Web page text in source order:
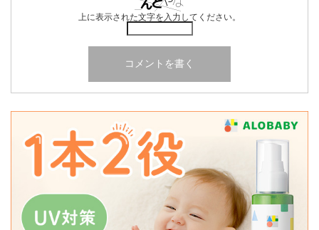
上に表示された文字を入力してください。